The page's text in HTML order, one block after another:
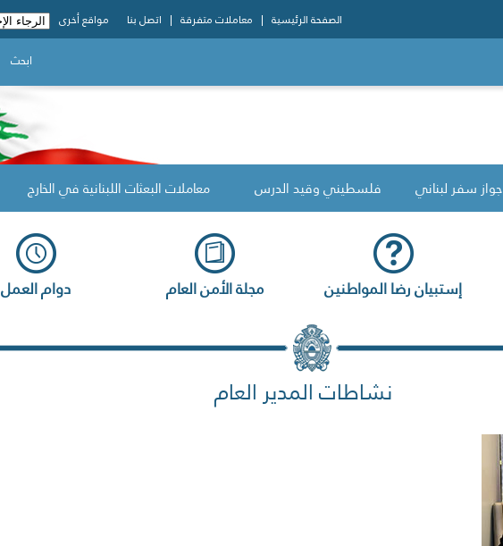
الصفحة الرئيسية معاملات متفرقة اتصل بنا مواقع أخرى
ابحث
جواز سفر لبناني فلسطيني وقيد الدرس معاملات البعثات اللبنانية في الخارج
إستبيان رضا المواطنين مجلة الأمن العام دوام العمل
نشاطات المدير العام